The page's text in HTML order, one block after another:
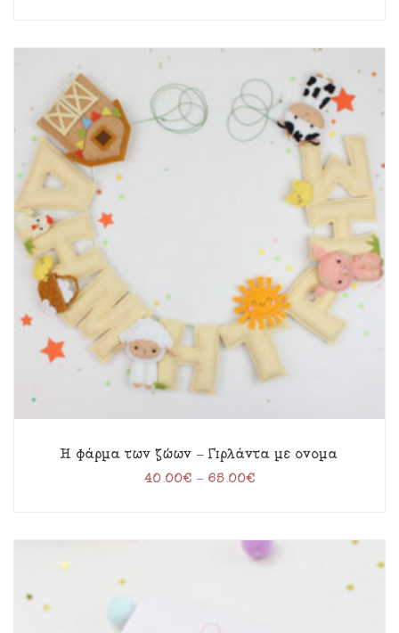
Η φάρμα των ζώων – Γιρλάντα με όνομα
40.00€ – 65.00€